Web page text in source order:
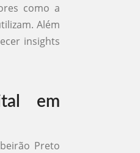
como a
Além
insights
em
Preto